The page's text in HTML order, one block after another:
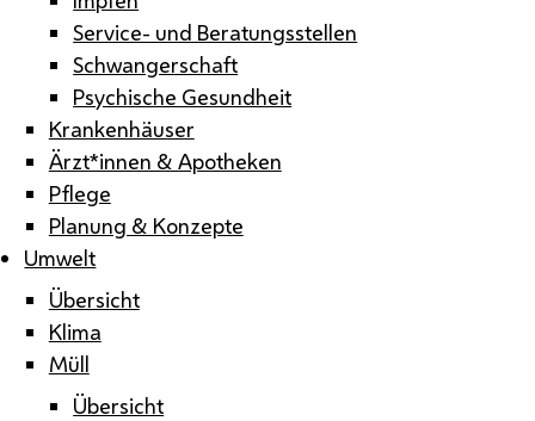
Service- und Beratungsstellen
Schwangerschaft
Psychische Gesundheit
Krankenhäuser
Ärzt*innen & Apotheken
Pflege
Planung & Konzepte
Umwelt
Übersicht
Klima
Müll
Übersicht